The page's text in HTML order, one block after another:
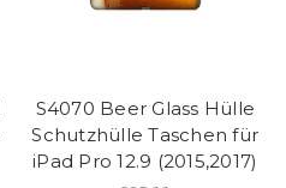
S4070 Beer Glass Hülle
Schutzhülle Taschen für
iPad Pro 12.9 (2015,2017)